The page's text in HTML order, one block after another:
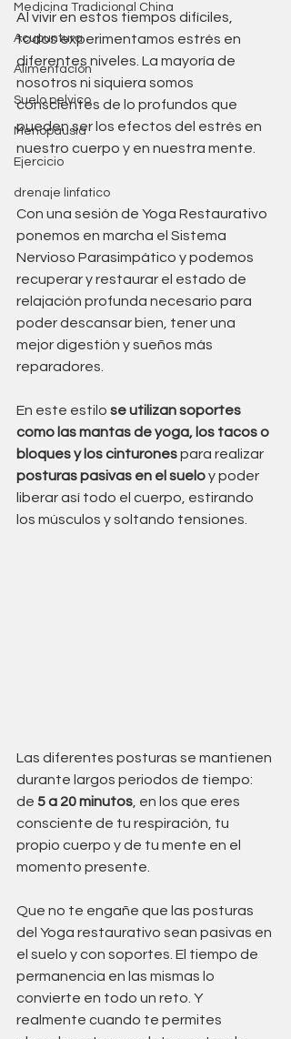
Medicina Tradicional China
Acupuntura
Alimentación
Suelo pelvico
Menopausia
Ejercicio
drenaje linfatico
Al vivir en estos tiempos difíciles,
todos experimentamos estrés en
diferentes niveles. La mayoría de
nosotros ni siquiera somos
conscientes de lo profundos que
pueden ser los efectos del estrés en
nuestro cuerpo y en nuestra mente.
Con una sesión de Yoga Restaurativo
ponemos en marcha el Sistema
Nervioso Parasimpático y podemos
recuperar y restaurar el estado de
relajación profunda necesario para
poder descansar bien, tener una
mejor digestión y sueños más
reparadores.
En este estilo se utilizan soportes
como las mantas de yoga, los tacos o
bloques y los cinturones para realizar
posturas pasivas en el suelo y poder
liberar así todo el cuerpo, estirando
los músculos y soltando tensiones.
Las diferentes posturas se mantienen
durante largos periodos de tiempo:
de 5 a 20 minutos , en los que eres
consciente de tu respiración, tu
propio cuerpo y de tu mente en el
momento presente.
Que no te engañe que las posturas
del Yoga restaurativo sean pasivas en
el suelo y con soportes. El tiempo de
permanencia en las mismas lo
convierte en todo un reto. Y
realmente cuando te permites